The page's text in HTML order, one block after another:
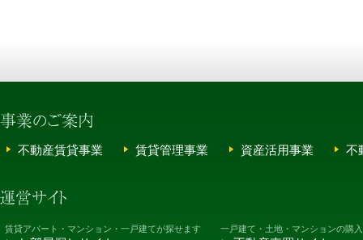
不動産賃貸事業 賃貸管理事業 資産活用事業 不
賃貸アパート・マンション・一戸建てが探せます 一戸建て・土地・マンションの購入